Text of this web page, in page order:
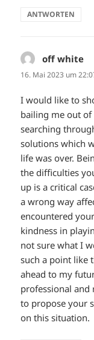
ANTWORTEN
off white
16. Mai 2023 um
I would like to
bailing me out
searching
solutions which
life was over.
the difficulties
up is a critical
a wrong way
encountered
kindness in
not sure what I
such a point like
ahead to my
professional and
to propose your
on this situation.